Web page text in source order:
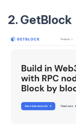
2. GetBlock